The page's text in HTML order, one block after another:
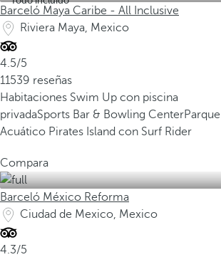
Barceló Maya Caribe - All Inclusive
Riviera Maya, Mexico
4.5/5
11539 reseñas
Habitaciones Swim Up con piscina
privadaSports Bar & Bowling CenterParque
Acuático Pirates Island con Surf Rider
Compara
Barceló México Reforma
Ciudad de Mexico, Mexico
4.3/5